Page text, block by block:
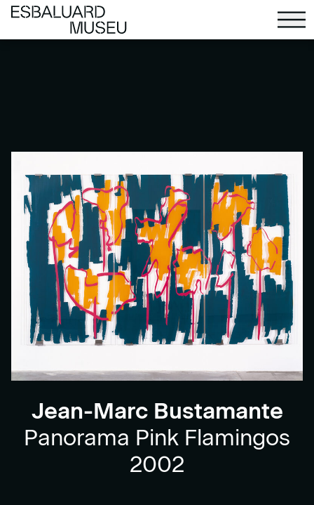
Jean-Marc Bustamante
Panorama Pink Flamingos
2002